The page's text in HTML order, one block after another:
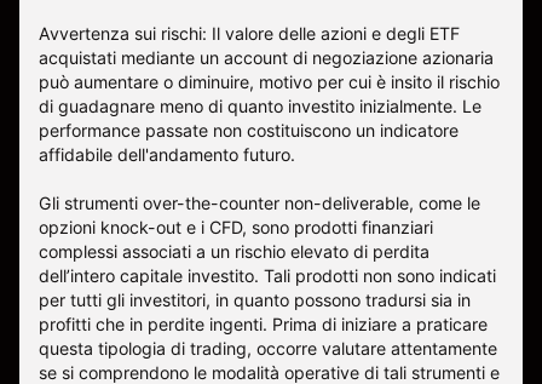
Avvertenza sui rischi: Il valore delle azioni e degli ETF
acquistati mediante un account di negoziazione azionaria
può aumentare o diminuire, motivo per cui è insito il rischio
di guadagnare meno di quanto investito inizialmente. Le
performance passate non costituiscono un indicatore
affidabile dell'andamento futuro.
Gli strumenti over-the-counter non-deliverable, come le
opzioni knock-out e i CFD, sono prodotti finanziari
complessi associati a un rischio elevato di perdita
dell’intero capitale investito. Tali prodotti non sono indicati
per tutti gli investitori, in quanto possono tradursi sia in
profitti che in perdite ingenti. Prima di iniziare a praticare
questa tipologia di trading, occorre valutare attentamente
se si comprendono le modalità operative di tali strumenti e